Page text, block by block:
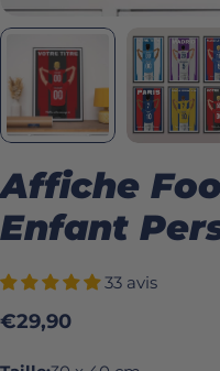
Affiche
Enfant
33 avis
Prix
€29,90